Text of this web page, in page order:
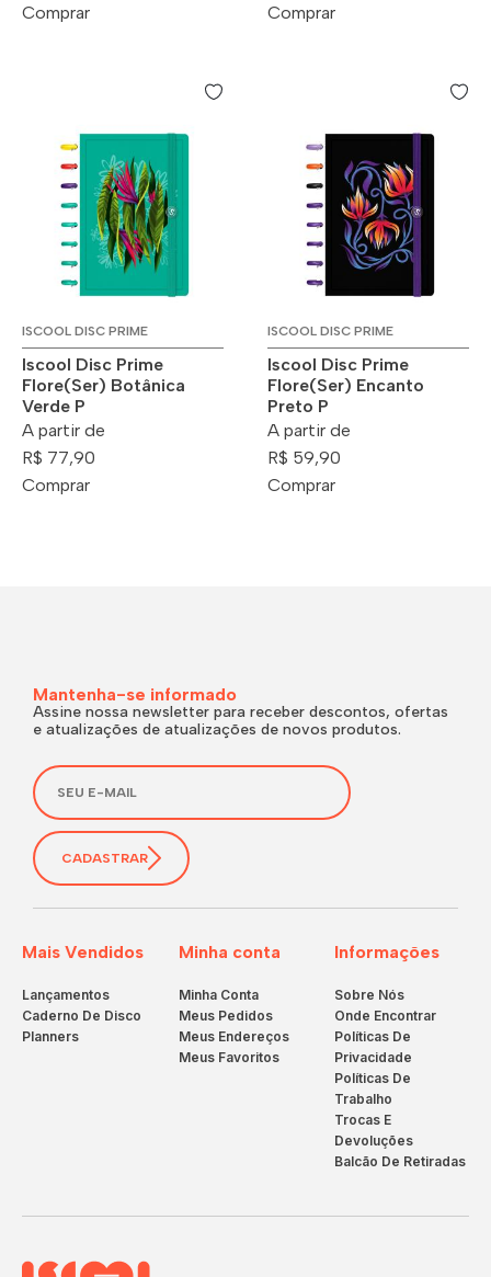
Comprar
Comprar
ISCOOL DISC PRIME
Iscool Disc Prime
Flore(Ser) Botânica
Verde P
A partir de
R$ 77,90
Comprar
ISCOOL DISC PRIME
Iscool Disc Prime
Flore(Ser) Encanto
Preto P
A partir de
R$ 59,90
Comprar
Mais Vendidos
Lançamentos
Caderno De Disco
Planners
Minha conta
Minha Conta
Meus Pedidos
Meus Endereços
Meus Favoritos
Informações
Sobre Nós
Onde Encontrar
Políticas De
Privacidade
Políticas De
Trabalho
Trocas E
Devoluções
Balcão De Retiradas
Mantenha-se informado
Assine nossa newsletter para receber descontos, ofertas
e atualizações de atualizações de novos produtos.
CADASTRAR